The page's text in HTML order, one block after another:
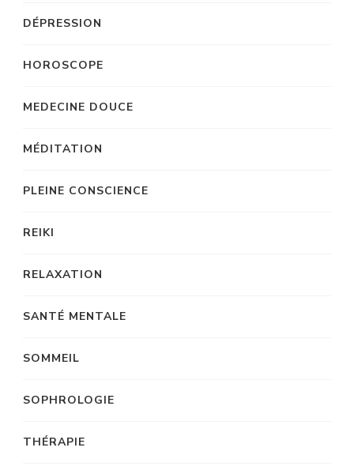
DÉPRESSION
HOROSCOPE
MEDECINE DOUCE
MÉDITATION
PLEINE CONSCIENCE
REIKI
RELAXATION
SANTÉ MENTALE
SOMMEIL
SOPHROLOGIE
THÉRAPIE